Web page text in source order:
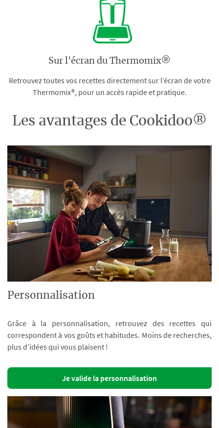
Sur l'écran du Thermomix®
Retrouvez toutes vos recettes directement sur l’écran de votre
Thermomix®, pour un accès rapide et pratique.
Les avantages de Cookidoo®
Personnalisation
Grâce à la personnalisation, retrouvez des recettes qui
correspondent à vos goûts et habitudes. Moins de recherches,
plus d’idées qui vous plaisent !
Je valide la personnalisation